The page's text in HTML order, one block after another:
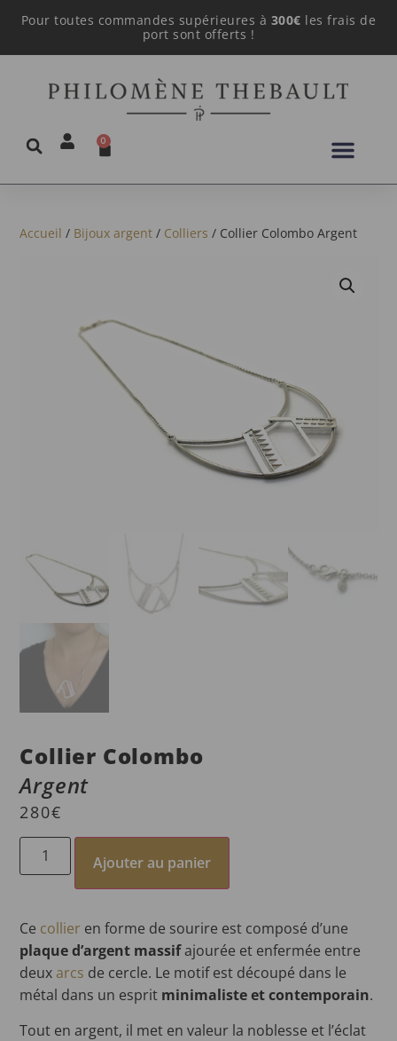
Pour toutes commandes supérieures à 300€ les frais de
port sont offerts !
0
Accueil / Bijoux argent / Colliers / Collier Colombo Argent
Collier Colombo
Argent
280€
Ajouter au panier
Ce collier en forme de sourire est composé d’une
plaque d’argent massifajourée et enfermée entre
deux arcs de cercle. Le motif est découpé dans le
métal dans un esprit minimaliste et contemporain.
Tout en argent, il met en valeur la noblesse et l’éclat